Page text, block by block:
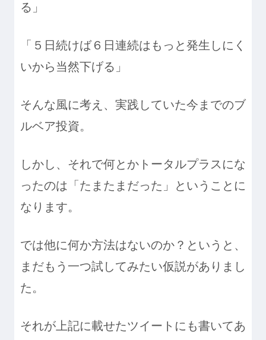
る」
「５日続けば６日連続はもっと発生しにく
いから当然下げる」
そんな風に考え、実践していた今までのブ
ルベア投資。
しかし、それで何とかトータルプラスにな
ったのは「たまたまだった」ということに
なります。
では他に何か方法はないのか？というと、
まだもう一つ試してみたい仮説がありまし
た。
それが上記に載せたツイートにも書いてあ